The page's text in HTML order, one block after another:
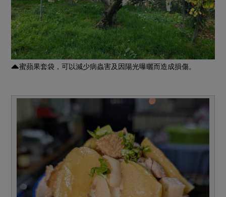
蜜蘋果套袋，可以減少病蟲害及因陽光曝曬而造成損傷。